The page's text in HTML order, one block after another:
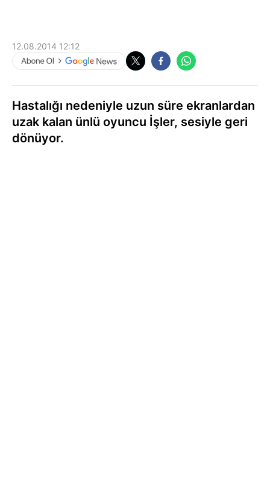
12.08.2014 12:12
Hastalığı nedeniyle uzun süre ekranlardan
uzak kalan ünlü oyuncu İşler, sesiyle geri
dönüyor.